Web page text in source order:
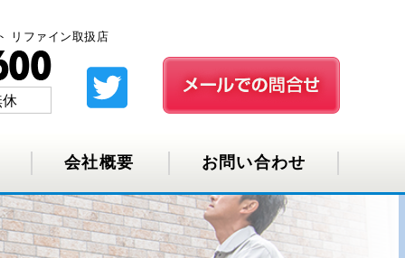
リファイン取扱店
会社概要 お問い合わせ